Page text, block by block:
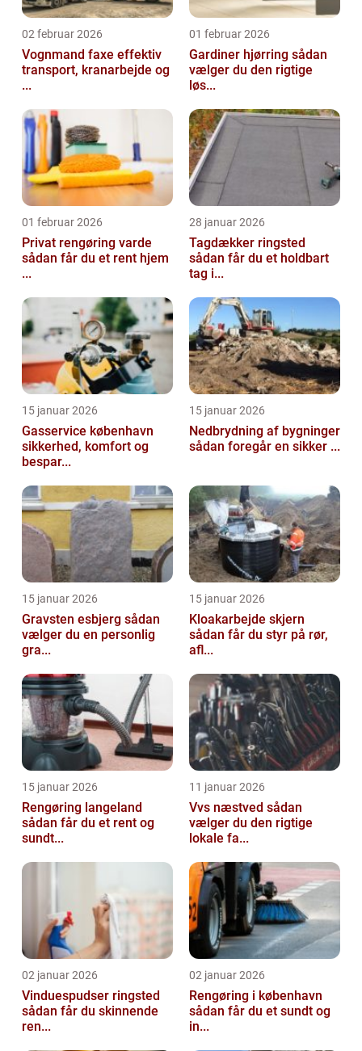
02 februar 2026
Vognmand faxe effektiv
transport, kranarbejde og
...
01 februar 2026
Gardiner hjørring sådan
vælger du den rigtige
løs...
01 februar 2026
Privat rengøring varde
sådan får du et rent hjem
...
28 januar 2026
Tagdækker ringsted
sådan får du et holdbart
tag i...
15 januar 2026
Gasservice københavn
sikkerhed, komfort og
bespar...
15 januar 2026
Nedbrydning af bygninger
sådan foregår en sikker ...
15 januar 2026
Gravsten esbjerg sådan
vælger du en personlig
gra...
15 januar 2026
Kloakarbejde skjern
sådan får du styr på rør,
afl...
15 januar 2026
Rengøring langeland
sådan får du et rent og
sundt...
11 januar 2026
Vvs næstved sådan
vælger du den rigtige
lokale fa...
02 januar 2026
Vinduespudser ringsted
sådan får du skinnende
ren...
02 januar 2026
Rengøring i københavn
sådan får du et sundt og
in...